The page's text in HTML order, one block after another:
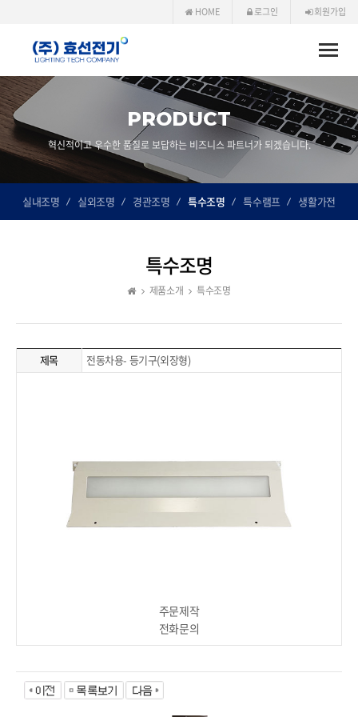
HOME 로그인 회원가입
Toggle
PRODUCT
혁신적이고 우수한 품질로 보답하는 비즈니스 파트너가 되겠습니다.
실내조명 실외조명 경관조명 특수조명 특수램프 생활가전
특수조명
제품소개 특수조명
제목 전동차용- 등기구(외장형)
주문제작
전화문의